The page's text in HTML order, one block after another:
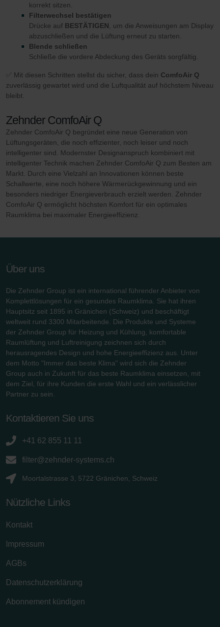
korrekt sitzen.
Filterwechsel bestätigen
Drücke auf BESTÄTIGEN , um die Anweisungen am Display
abzuschließen und die Lüftung erneut zu starten.
Blende schließen
Schließe die vordere Abdeckung des Geräts sorgfältig.
✅ Mit diesen Schritten stellst du sicher, dass dein ComfoAir Q
zuverlässig gewartet wird und die Luftqualität auf höchstem Niveau
bleibt.
Zehnder ComfoAir Q
Zehnder ComfoAir Q begründet eine neue Generation von
Lüftungsgeräten, die noch effizienter, noch leiser und noch
intelligenter sind. Modernster Designanspruch kombiniert mit
intelligenter Technik machen Zehnder ComfoAir Q zum Besten am
Markt. Durch eine Vielzahl an Innovationen können beste
Schallwerte, eine noch höhere Wärmerückgewinnung und ein
besonders niedriger Energieverbrauch erzielt werden. Zehnder
ComfoAir Q ermöglicht höchsten Komfort für ein optimales
Raumklima bei maximaler Energieeffizienz.
Über uns
Die Zehnder Group ist ein international führender Anbieter von
Komplettlösungen für ein gesundes Raumklima. Sie hat ihren
Hauptsitz seit 1895 in Gränichen (Schweiz) und beschäftigt
weltweit rund 3300 Mitarbeitende. Die Produkte und Systeme
der Zehnder Group für Heizung und Kühlung, komfortable
Raumlüftung und Luftreinigung zeichnen sich durch
herausragendes Design und hohe Energieeffizienz aus. Unter
dem Motto "Immer das beste Klima" wird sich die Zehnder
Group auch in Zukunft für das beste Raumklima einsetzen, mit
dem Ziel, für ihre Kunden die erste Wahl und ein verlässlicher
Partner zu sein.
Kontaktieren Sie uns
+41 62 855 11 11
filter@zehnder-systems.ch
Moortalstrasse 3, 5722 Gränichen, Schweiz
Nützliche Links
Kontakt
Impressum
AGBs
Datenschutzerklärung
Abonnement kündigen